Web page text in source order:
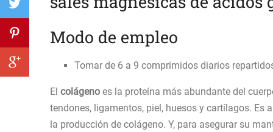
Modo de empleo
Tomar de 6 a 9 comprimidos diarios
El colágeno es la proteína más abundante del
tendones, ligamentos, piel, huesos y cartílagos.
la producción de colágeno. Y, para asegurar su